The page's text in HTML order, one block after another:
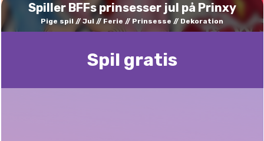
Spiller BFFs prinsesser jul på Prinxy
Pige spil Jul Ferie Prinsesse Dekoration
Spil gratis